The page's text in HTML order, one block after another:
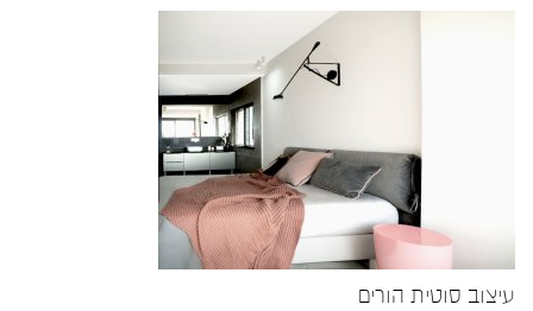
עיצוב סוטית הורים